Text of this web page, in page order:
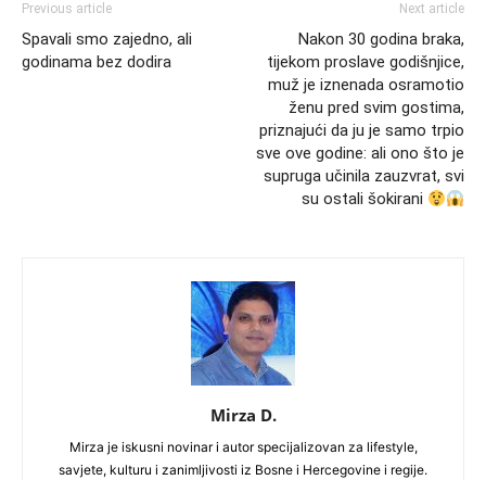
Previous article
Spavali smo zajedno, ali
godinama bez dodira
Next article
Nakon 30 godina braka,
tijekom proslave godišnjice,
muž je iznenada osramotio
ženu pred svim gostima,
priznajući da ju je samo trpio
sve ove godine: ali ono što je
supruga učinila zauzvrat, svi
su ostali šokirani
Mirza D.
Mirza je iskusni novinar i autor specijalizovan za lifestyle,
savjete, kulturu i zanimljivosti iz Bosne i Hercegovine i regije.